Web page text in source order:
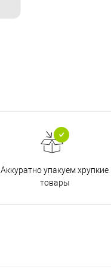
Аккуратно упакуем хрупкие
товары